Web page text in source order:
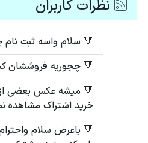
نظرات کاربران
🔻 سلام واسه ثبت نام
🔻 چجوریه فروششان
🔻 میشه عکس بعضی از
خرید اشتراک مشاهده
🔻 باعرض سلام